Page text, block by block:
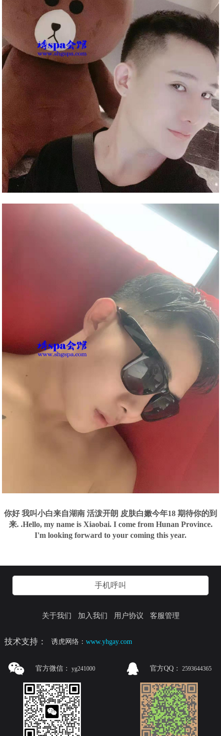
你好 我叫小白来自湖南 活泼开朗 皮肤白嫩今年18 期待你的到
来. .Hello, my name is Xiaobai. I come from Hunan Province.
I'm looking forward to your coming this year.
手机呼叫
关于我们 加入我们 用户协议 客服管理
技术支持： 诱虎网络：www.yhgay.com
官方微信： yg241000 官方QQ： 2593644365